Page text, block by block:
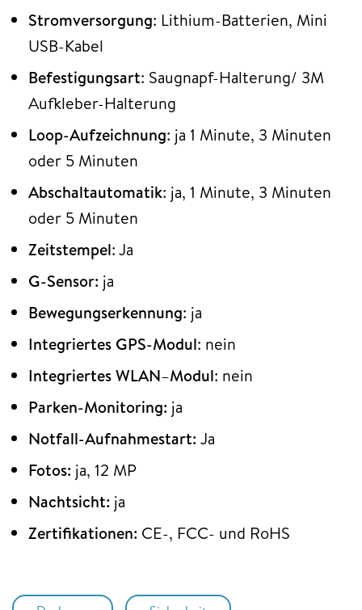
Stromversorgung: Lithium-Batterien, Mini
USB-Kabel
Befestigungsart: Saugnapf-Halterung/ 3M
Aufkleber-Halterung
Loop-Aufzeichnung: ja 1 Minute, 3 Minuten
oder 5 Minuten
Abschaltautomatik: ja, 1 Minute, 3 Minuten
oder 5 Minuten
Zeitstempel: Ja
G-Sensor: ja
Bewegungserkennung: ja
Integriertes GPS-Modul: nein
Integriertes WLAN–Modul: nein
Parken-Monitoring: ja
Notfall-Aufnahmestart: Ja
Fotos: ja, 12 MP
Nachtsicht: ja
Zertifikationen: CE-, FCC- und RoHS